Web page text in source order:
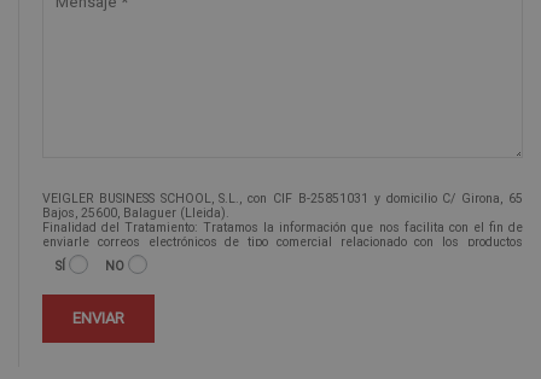
VEIGLER BUSINESS SCHOOL, S.L., con CIF B-25851031 y domicilio C/ Girona, 65
Bajos, 25600, Balaguer (Lleida).
Finalidad del Tratamiento: Tratamos la información que nos facilita con el fin de
enviarle correos electrónicos de tipo comercial relacionado con los productos
ofrecidos y otros tipo de productos que fueran de su interés.
Legitimación del tratamiento: Consentimiento del interesado.
dirigiéndose a la dirección info@veiglerformacion.com.
Para más información consulte nuestra Política de Privacidad.
Desea recibir información comercial (vía telefónica y/o email):
SÍ NO